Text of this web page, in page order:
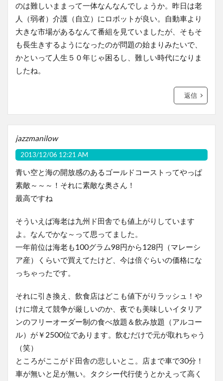
のは難しいままって一体なんなんでしょうか。昨日は老
人（弱者）介護（自立）にロボットが良い。自動車より
大きな市場があるなんて番組を見ていましたが、そもそ
も長生きするようになったのが問題の始まりみたいで、
かといって人生５０年じゃ困るし、難しい時代になりま
したね。
返信
jazzmanilow
2013/12/06 12:21 AM
青い空と海の開放感のあるゴールドコーストってやっぱ
素敵～～～！それに素敵な奥さん！
最高ですね
そういえば海老は九州ド田舎でも値上がりしています
よ。なんでかな～って思ってました。
一年前位は海老も100グラム98円から128円（マレーシ
ア産）くらいで買えてたけど、今は倍ぐらいの価格にな
っちゃったです。
それに引き換え、飲食店はどこも値下がりラッシュ！や
けに増えて競争が厳しいのか、夜でも美味しいイタリア
ンのフリーオーダー制の食べ放題＆飲み放題（アルコー
ル）が￥2500位であります。飲むだけで元が取れちゃう
（笑）
ところがここがド田舎の悲しいとこ。店まで車で30分！
車が無いと足が無い。タクシー代行使うとかえって高く